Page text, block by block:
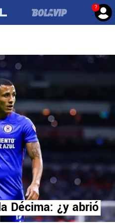
?
Décima: ¿y abrió